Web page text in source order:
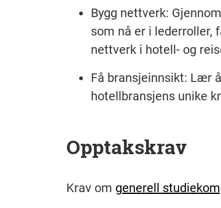
Bygg nettverk:
som nå er i lederroller,
nettverk i hotell- og
Få bransjeinnsikt: Lær
hotellbransjens unike
Opptakskrav
Krav om generell